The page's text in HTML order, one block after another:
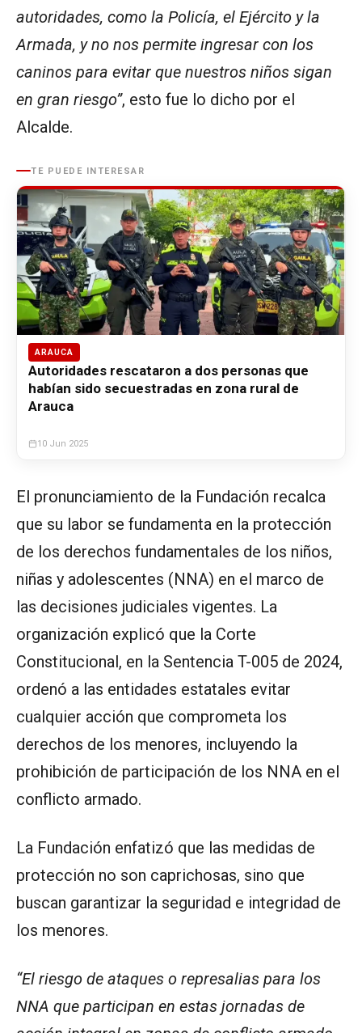
autoridades, como la Policía, el Ejército y la
Armada, y no nos permite ingresar con los
caninos para evitar que nuestros niños sigan
en gran riesgo”, esto fue lo dicho por el
Alcalde.
TE PUEDE INTERESAR
ARAUCA
Autoridades rescataron a dos personas que
habían sido secuestradas en zona rural de
Arauca
10 Jun 2025
El pronunciamiento de la Fundación recalca
que su labor se fundamenta en la protección
de los derechos fundamentales de los niños,
niñas y adolescentes (NNA) en el marco de
las decisiones judiciales vigentes. La
organización explicó que la Corte
Constitucional, en la Sentencia T-005 de 2024,
ordenó a las entidades estatales evitar
cualquier acción que comprometa los
derechos de los menores, incluyendo la
prohibición de participación de los NNA en el
conflicto armado.
La Fundación enfatizó que las medidas de
protección no son caprichosas, sino que
buscan garantizar la seguridad e integridad de
los menores.
“El riesgo de ataques o represalias para los
NNA que participan en estas jornadas de